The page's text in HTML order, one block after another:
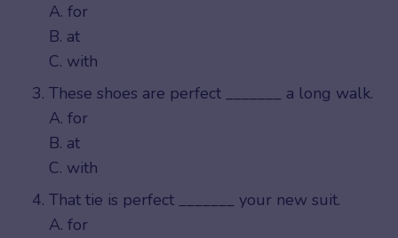
A. for
B. at
C. with
These shoes are perfect _______ a long walk.
A. for
B. at
C. with
That tie is perfect _______ your new suit.
A. for